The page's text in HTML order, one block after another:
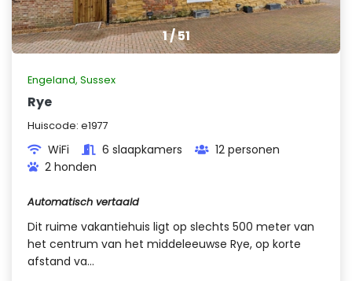
1/51
Engeland, Sussex
Rye
Huiscode: e1977
WiFi 6 slaapkamers
12 personen
2 honden
Automatisch vertaald
Dit ruime vakantiehuis ligt op slechts 500 meter van
het centrum van het middeleeuwse Rye, op korte
afstand va...